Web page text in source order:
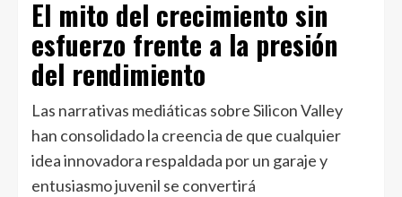
El mito del crecimiento sin
esfuerzo frente a la presión
del rendimiento
Las narrativas mediáticas sobre Silicon Valley
han consolidado la creencia de que cualquier
idea innovadora respaldada por un garaje y
entusiasmo juvenil se convertirá